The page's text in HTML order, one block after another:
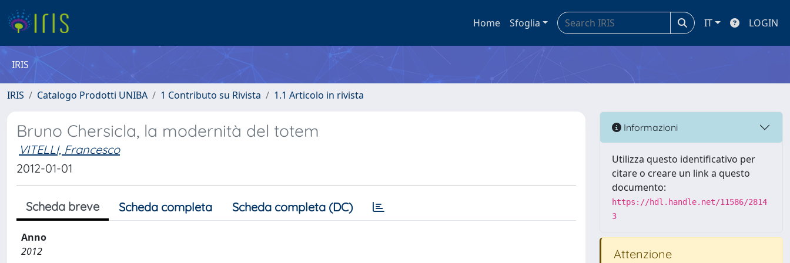
Home Sfoglia IT LOGIN
IRIS
IRIS Catalogo Prodotti UNIBA 1 Contributo su Rivista 1.1 Articolo in rivista
Bruno Chersicla, la modernità del totem
VITELLI, Francesco
2012-01-01
Scheda breve Scheda completa Scheda completa (DC)
Anno
2012
Informazioni
Utilizza questo identificativo per
citare o creare un link a questo
documento:
https://hdl.handle.net/11586/2814
3
Attenzione